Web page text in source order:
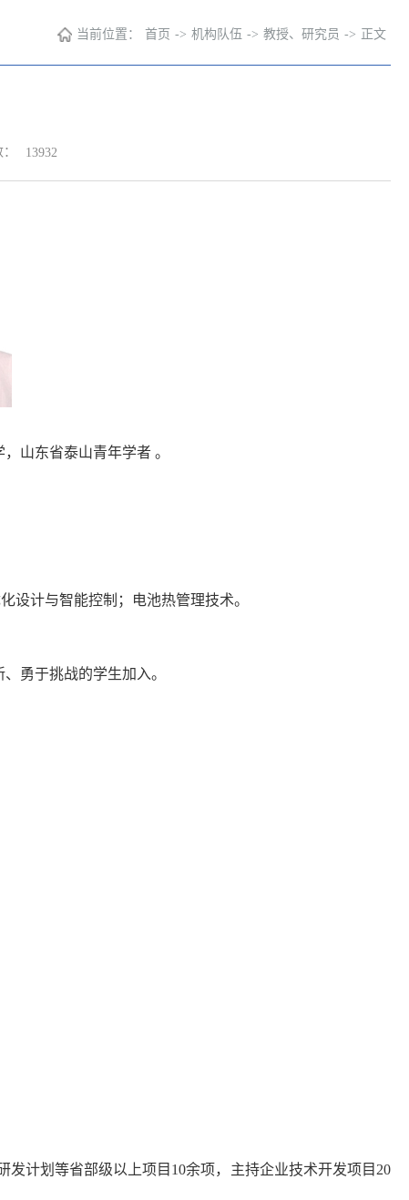
当前位置： 首页 -> 机构队伍 -> 教授、研究员 -> 正文
13932
山东省泰山青年学者 。
设计与智能控制；电池热管理技术。
勇于挑战的学生加入。
发计划等省部级以上项目 10余项，主持企业技术开发项目 20